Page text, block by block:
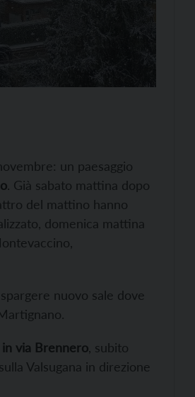
un paesaggio
. Già sabato mattina dopo
del mattino hanno
domenica mattina
nuovo sale dove
via Brennero, subito
Valsugana in direzione